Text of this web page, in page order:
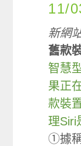
11/
新網
舊款
智慧
果正
款裝
理Siri
①據